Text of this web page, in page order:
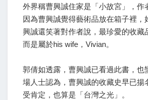
外界稱曹興誠住家是「小故宮」，作
因為曹興誠覺得藝術品放在箱子裡，
興誠還笑著對作者說，最珍愛的收藏
而是屬於his wife，Vivian。
郭倩如透露，曹興誠已看過此書，也
場人士認為，曹興誠的收藏史早已揚
受肯定，也算是「台灣之光」。